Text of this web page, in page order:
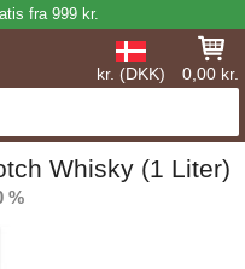
fra 999 kr.
kr. (DKK) 0,00 kr.
Whisky (1 Liter)
%